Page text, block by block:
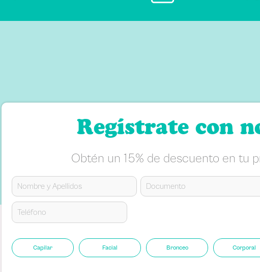
Regístrate con
Obtén un 15% de descuento en tu
Capilar Facial Bronceo Corporal